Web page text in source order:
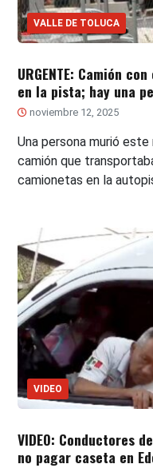
VALLE DE TOLUCA
URGENTE: Camión
en la pista; hay una
noviembre 12, 2025
Una persona murió
camión que
camionetas en la
VIDEO
VIDEO: Conductores
no pagar caseta en